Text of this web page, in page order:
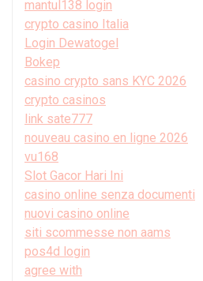
mantul138 login
crypto casino Italia
Login Dewatogel
Bokep
casino crypto sans KYC 2026
crypto casinos
link sate777
nouveau casino en ligne 2026
vu168
Slot Gacor Hari Ini
casino online senza documenti
nuovi casino online
siti scommesse non aams
pos4d login
agree with